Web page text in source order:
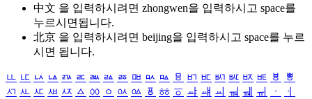
中文 을 입력하시려면 zhongwen을 입력하시고 space를
누르시면됩니다.
北京 을 입력하시려면 beijing을 입력하시고 space를 누르
시면 됩니다.
ㅥ ㅦ ㅧ ㅨ ㅩ ㅪ ㅫ ㅬ ㅭ ㅮ ㅯ ㅰ ㅱ ㅲ ㅳ ㅴ ㅵ ㅶ ㅷ ㅸ
ㅹ
ㅺ ㅻ ㅼ ㅽ ㅾ ㅿ ㆀ ㆁ ㆂ ㆃ ㆄ ㆅ ㆆ ㆇ ㆈ ㆉ ㆊ ㆋ ㆌ ㆍ
ㆎ